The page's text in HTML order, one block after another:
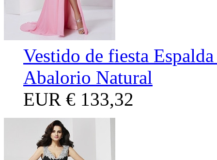
Vestido de fiesta
Abalorio Natural
EUR € 133,32